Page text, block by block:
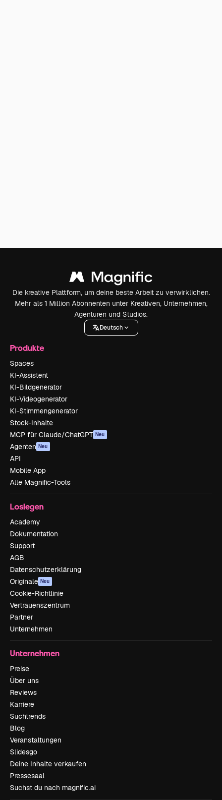
Die kreative Plattform, um deine beste Arbeit zu verwirklichen.
Mehr als 1 Million Abonnenten unter Kreativen, Unternehmen,
Agenturen und Studios.
Deutsch
Produkte
Spaces
KI-Assistent
KI-Bildgenerator
KI-Videogenerator
KI-Stimmengenerator
Stock-Inhalte
MCP für Claude/ChatGPT Neu
Agenten Neu
API
Mobile App
Alle Magnific-Tools
Loslegen
Academy
Dokumentation
Support
AGB
Datenschutzerklärung
Originale Neu
Cookie-Richtlinie
Vertrauenszentrum
Partner
Unternehmen
Unternehmen
Preise
Über uns
Reviews
Karriere
Suchtrends
Blog
Veranstaltungen
Slidesgo
Deine Inhalte verkaufen
Pressesaal
Suchst du nach magnific.ai